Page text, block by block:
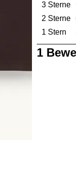
3 Sterne
2 Sterne
1 Stern
0
1